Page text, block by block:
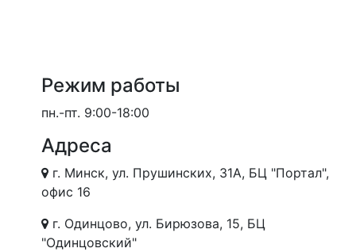
Режим работы
пн.-пт. 9:00-18:00
Адреса
г. Минск, ул. Прушинских, 31А, БЦ "Портал",
офис 16
г. Одинцово, ул. Бирюзова, 15, БЦ
"Одинцовский"